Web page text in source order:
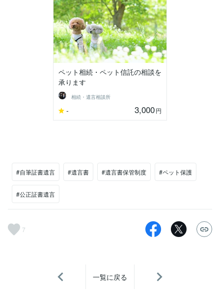
ペット相続・ペット信託の相談を
承ります
相続・遺言相談所
- 3,000円
#自筆証書遺言 #遺言書 #遺言書保管制度 #ペット保護
#公正証書遺言
7
一覧に戻る